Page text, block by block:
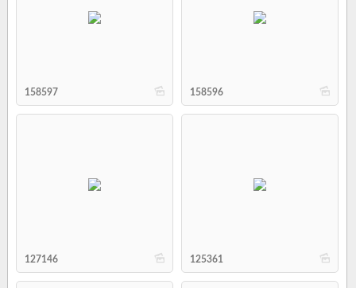
b
158597 b
158596
b
127146 b
125361